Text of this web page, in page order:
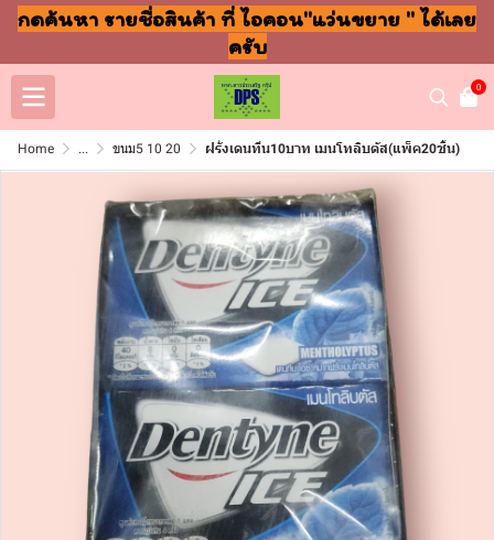
กดค้นหา รายชื่อสินค้า ที่ ไอคอน"แว่นขยาย " ได้เลย
ครับ
0
Home ... ขนม5 10 20 ฝรั่งเดนทีน10บาท เมนโทลิบตัส(แพ็ค20ชิ้น)